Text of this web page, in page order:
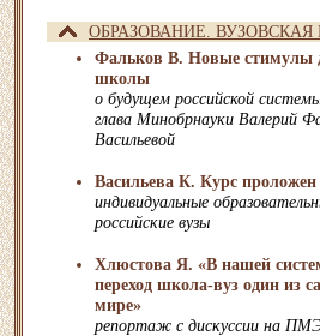
ОБРАЗОВАНИЕ. ВУЗОВСКАЯ
Фальков В. Новые стимулы
школы
о будущем российской
глава Минобрнауки Валерий
Васильевой
Васильева К. Курс проложен
индивидуальные
российские вузы
Хлюстова Я. «В нашей
переход школа-вуз один из
мире»
репортаж с дискуссии на